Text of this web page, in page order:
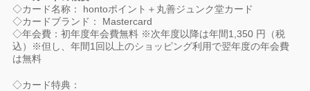
◇カード名称： hontoポイント＋丸善ジュンク堂カード
◇カードブランド： Mastercard
◇年会費：初年度年会費無料 ※次年度以降は年間1,350 円（税
込）※但し、年間1回以上のショッピング利用で翌年度の年会費
は無料
◇カード特典：